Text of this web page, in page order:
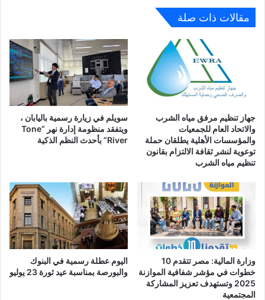
مقالات ذات صلة
جهاز تنظيم مرفق مياه الشرب
والاتحاد العام للجمعيات
والمؤسسات الأهلية يطلقان حملة
توعوية لنشر ثقافة الالتزام بقانون
تنظيم مياه الشرب
سويلم في زيارة رسمية باليابان ،
ويتفقد منظومة إدارة نهر “Tone
River” بأحدث النظم الذكية
وزارة المالية: مصر تتقدم 10
خطوات في مؤشر شفافية الموازنة
2025 وتستهدف تعزيز المشاركة
المجتمعية
اليوم عطلة رسمية في البنوك
والبورصة بمناسبة عيد ثورة 23 يوليو